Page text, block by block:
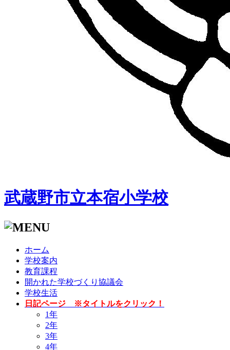
武蔵野市立本宿小学校
ホーム
学校案内
教育課程
開かれた学校づくり協議会
学校生活
日記ページ ※タイトルをクリック！
1年
2年
3年
4年